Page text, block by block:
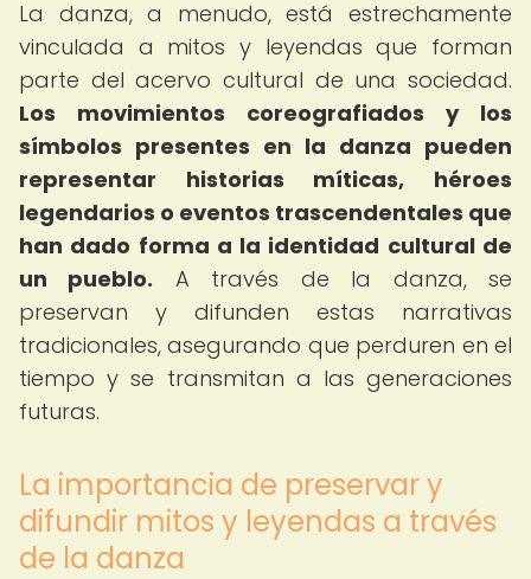
La danza, a menudo, está estrechamente
vinculada a mitos y leyendas que forman
parte del acervo cultural de una sociedad.
Los movimientos coreografiados y los
símbolos presentes en la danza pueden
representar historias míticas, héroes
legendarios o eventos trascendentales que
han dado forma a la identidad cultural de
un pueblo. A través de la danza, se
preservan y difunden estas narrativas
tradicionales, asegurando que perduren en el
tiempo y se transmitan a las generaciones
futuras.
La importancia de preservar y
difundir mitos y leyendas a través
de la danza